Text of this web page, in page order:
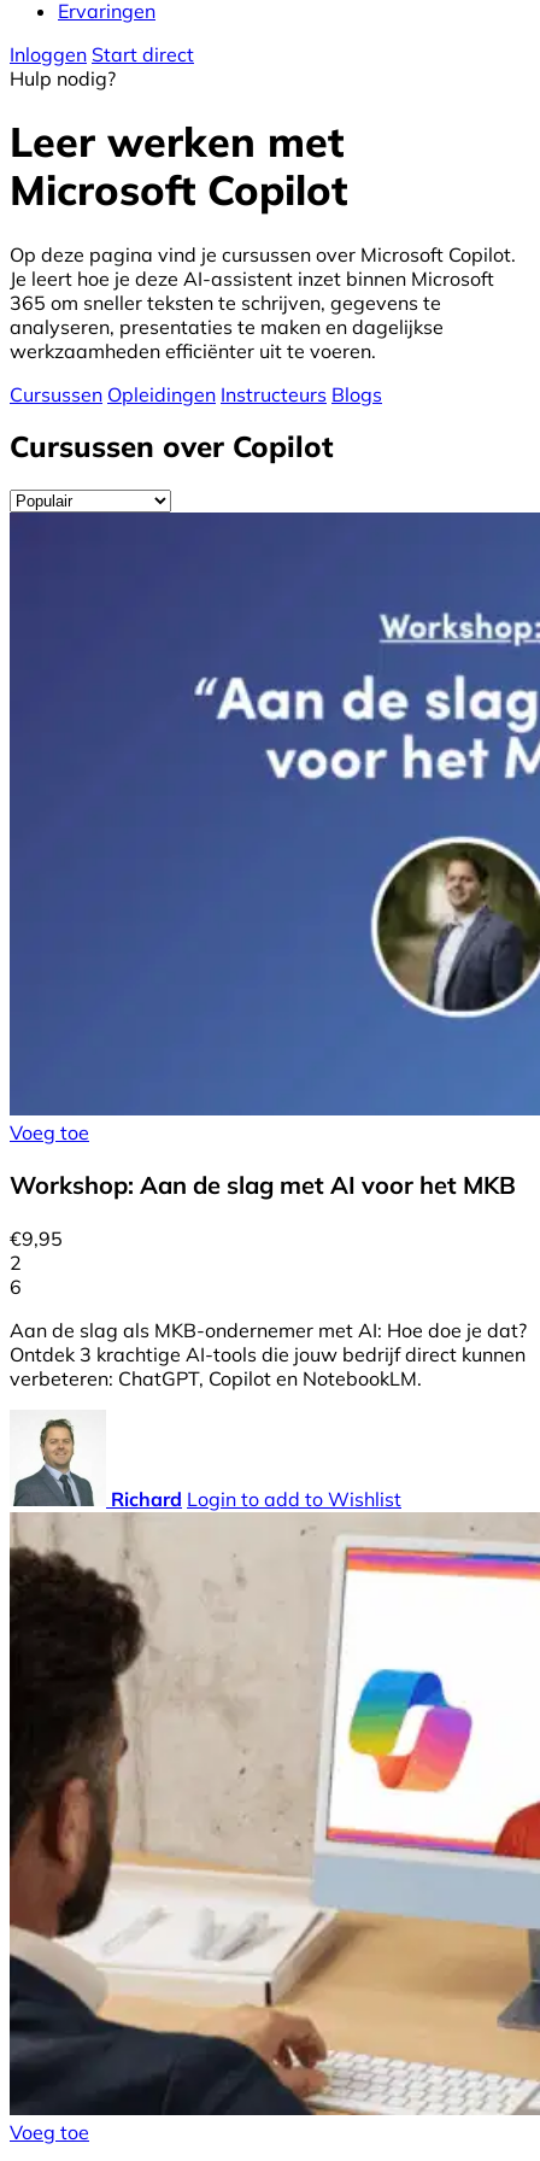
Ervaringen
Inloggen Start direct
Hulp nodig?
Leer werken met
Microsoft Copilot
Op deze pagina vind je cursussen over Microsoft Copilot.
Je leert hoe je deze AI-assistent inzet binnen Microsoft
365 om sneller teksten te schrijven, gegevens te
analyseren, presentaties te maken en dagelijkse
werkzaamheden efficiënter uit te voeren.
Cursussen Opleidingen Instructeurs Blogs
Cursussen over Copilot
Voeg toe
Workshop: Aan de slag met AI voor het MKB
€9,95
2
6
Aan de slag als MKB-ondernemer met AI: Hoe doe je dat?
Ontdek 3 krachtige AI-tools die jouw bedrijf direct kunnen
verbeteren: ChatGPT, Copilot en NotebookLM.
Richard Login to add to Wishlist
Voeg toe